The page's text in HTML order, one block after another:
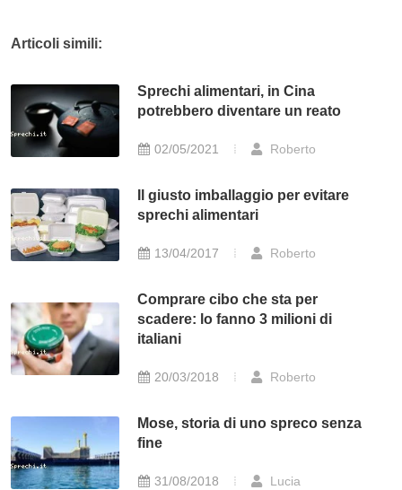
Articoli simili:
Sprechi alimentari, in Cina
potrebbero diventare un reato
02/05/2021 Roberto
Il giusto imballaggio per evitare
sprechi alimentari
13/04/2017 Roberto
Comprare cibo che sta per
scadere: lo fanno 3 milioni di
italiani
20/03/2018 Roberto
Mose, storia di uno spreco senza
fine
31/08/2018 Lucia